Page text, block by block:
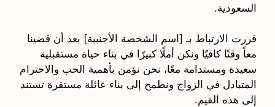
السعودية.
قررت الارتباط بـ [اسم الشخصة الأجنبية] بعد أن قضينا
معاً وقتًا كافيًا ونكن أملًا كبيرًا في بناء حياة مستقبلية
سعيدة ومستدامة معًا، نحن نؤمن بأهمية الحب والاحترام
المتبادل في الزواج ونطمح إلى بناء عائلة مستقرة تستند
إلى هذه القيم.